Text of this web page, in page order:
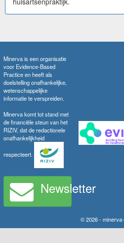
Minerva is een organisatie
voor Evidence-Based
Practice en heeft als
doelstelling onafhankelijke,
wetenschappelijke
informatie te verspreiden.
Minerva komt tot stand met
de financiële steun van het
RIZIV, dat de redactionele
onafhankelijkheid
respecteert.
Newsletter
© 2026 -